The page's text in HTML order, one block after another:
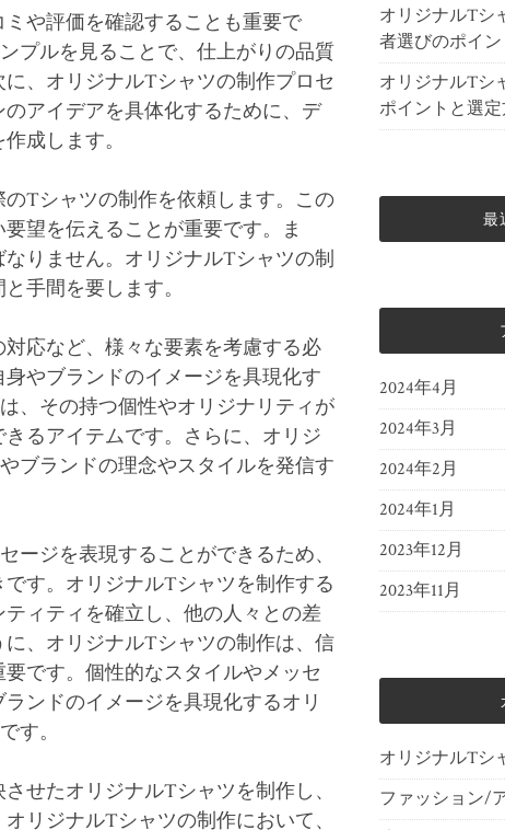
や評価を確認することも重要で
プルを見ることで、仕上がりの品質
、オリジナルTシャツの制作プロセ
アイデアを具体化するために、デ
成します。
Tシャツの制作を依頼します。この
望を伝えることが重要です。ま
りません。オリジナルTシャツの制
手間を要します。
応など、様々な要素を考慮する必
やブランドのイメージを具現化す
、その持つ個性やオリジナリティが
るアイテムです。さらに、オリジ
ブランドの理念やスタイルを発信す
ージを表現することができるため、
す。オリジナルTシャツを制作する
ィティを確立し、他の人々との差
、オリジナルTシャツの制作は、信
です。個性的なスタイルやメッセ
ンドのイメージを具現化するオリ
す。
せたオリジナルTシャツを制作し、
リジナルTシャツの制作において、
オリジナルTシ
者選びのポイン
オリジナルTシ
ポイントと選
最
2024年4月
2024年3月
2024年2月
2024年1月
2023年12月
2023年11月
オリジナルTシ
ファッション/